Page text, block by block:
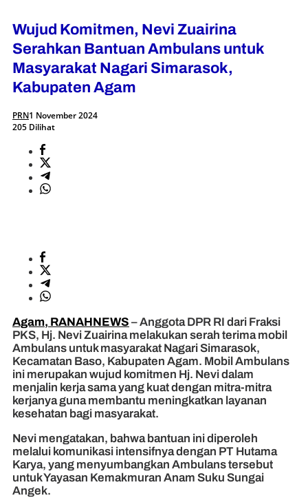
Wujud Komitmen, Nevi Zuairina
Serahkan Bantuan Ambulans untuk
Masyarakat Nagari Simarasok,
Kabupaten Agam
PRN1 November 2024
205 Dilihat
Agam, RANAHNEWS – Anggota DPR RI dari Fraksi
PKS, Hj. Nevi Zuairina melakukan serah terima mobil
Ambulans untuk masyarakat Nagari Simarasok,
Kecamatan Baso, Kabupaten Agam. Mobil Ambulans
ini merupakan wujud komitmen Hj. Nevi dalam
menjalin kerja sama yang kuat dengan mitra-mitra
kerjanya guna membantu meningkatkan layanan
kesehatan bagi masyarakat.
Nevi mengatakan, bahwa bantuan ini diperoleh
melalui komunikasi intensifnya dengan PT Hutama
Karya, yang menyumbangkan Ambulans tersebut
untuk Yayasan Kemakmuran Anam Suku Sungai
Angek.